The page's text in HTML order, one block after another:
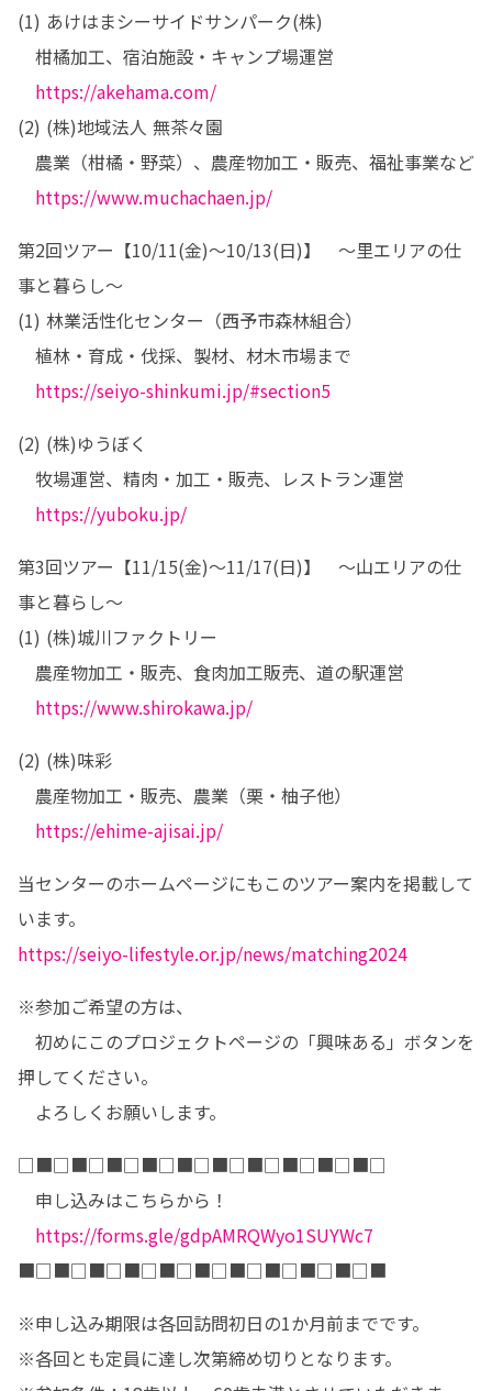
(1) あけはまシーサイドサンパーク(株)
柑橘加工、宿泊施設・キャンプ場運営
https://akehama.com/
(2) (株)地域法人 無茶々園
農業（柑橘・野菜）、農産物加工・販売、福祉事業など
https://www.muchachaen.jp/
第2回ツアー【10/11(金)～10/13(日)】　～里エリアの仕
事と暮らし～
(1) 林業活性化センター（西予市森林組合）
植林・育成・伐採、製材、材木市場まで
https://seiyo-shinkumi.jp/#section5
(2) (株)ゆうぼく
牧場運営、精肉・加工・販売、レストラン運営
https://yuboku.jp/
第3回ツアー【11/15(金)～11/17(日)】　～山エリアの仕
事と暮らし～
(1) (株)城川ファクトリー
農産物加工・販売、食肉加工販売、道の駅運営
https://www.shirokawa.jp/
(2) (株)味彩
農産物加工・販売、農業（栗・柚子他）
https://ehime-ajisai.jp/
当センターのホームページにもこのツアー案内を掲載して
https://seiyo-lifestyle.or.jp/news/matching2024
※参加ご希望の方は、
初めにこのプロジェクトページの「興味ある」ボタンを
押してください。
よろしくお願いします。
□■□■□■□■□■□■□■□■□■□■□
申し込みはこちらから！
https://forms.gle/gdpAMRQWyo1SUYWc7
■□■□■□■□■□■□■□■□■□■□■
※申し込み期限は各回訪問初日の1か月前までです。
※各回とも定員に達し次第締め切りとなります。